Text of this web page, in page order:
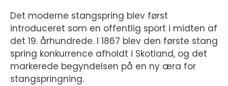
Det moderne stangspring blev først
introduceret som en offentlig sport i midten af
det 19. århundrede. I 1867 blev den første stang
spring konkurrence afholdt i Skotland, og det
markerede begyndelsen på en ny æra for
stangspringning.